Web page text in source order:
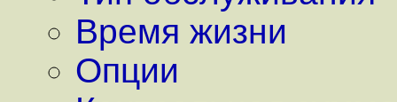
Время жизни
Опции